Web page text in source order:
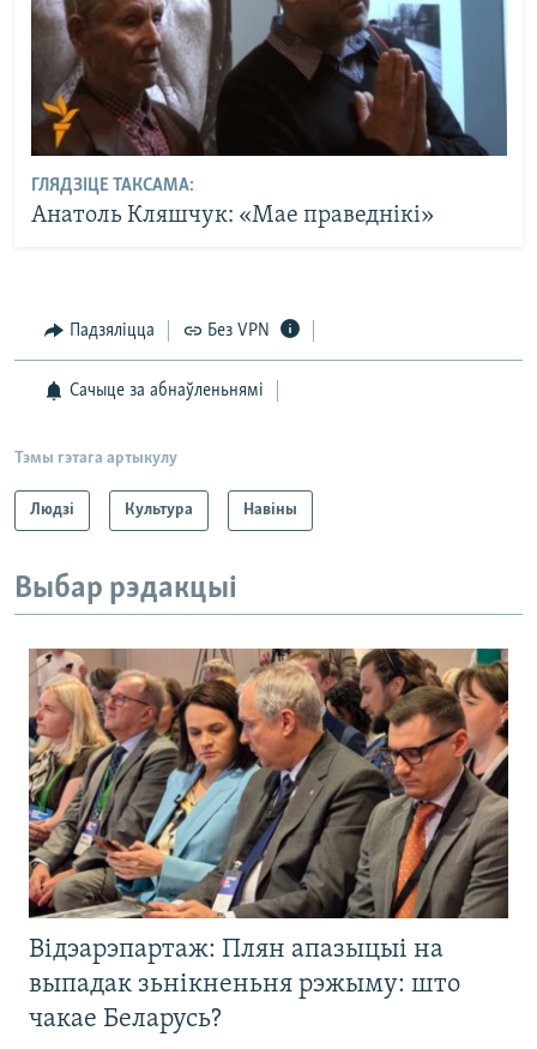
ГЛЯДЗІЦЕ ТАКСАМА:
Анатоль Кляшчук: «Мае праведнікі»
Падзяліцца Без VPN
Сачыце за абнаўленьнямі
Тэмы гэтага артыкулу
Людзі Культура Навіны
Выбар рэдакцыі
Відэарэпартаж: Плян апазыцыі на
выпадак зьнікненьня рэжыму: што
чакае Беларусь?